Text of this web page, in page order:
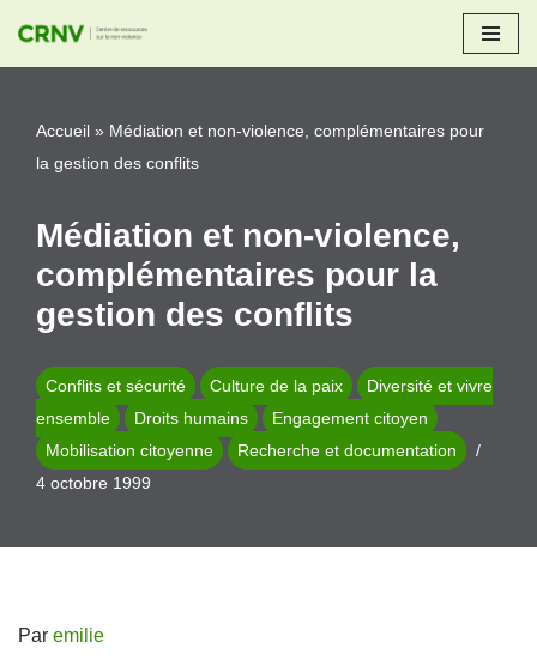
Aller
contenu
Accueil » Médiation et non-violence, complémentaires pour
la gestion des conflits
Médiation et non-violence,
complémentaires pour la
gestion des conflits
Conflits et sécurité Culture de la paix
Diversité et vivre
ensemble
Droits humains
Engagement citoyen
Mobilisation citoyenne
Recherche et documentation
4 octobre 1999
Par emilie